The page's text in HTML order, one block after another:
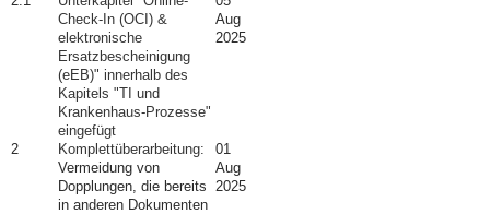
Check-In (OCI) &
elektronische
Ersatzbescheinigung
(eEB)" innerhalb des
Kapitels "TI und
Krankenhaus-Prozesse"
eingefügt
Aug
2025
2
Komplettüberarbeitung:
Vermeidung von
Dopplungen, die bereits
in anderen Dokumenten
01
Aug
2025